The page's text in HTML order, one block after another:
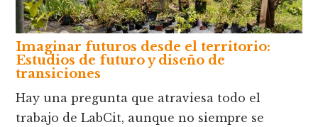
Imaginar futuros desde el territorio:
Estudios de futuro y diseño de
transiciones
Hay una pregunta que atraviesa todo el
trabajo de LabCit, aunque no siempre se